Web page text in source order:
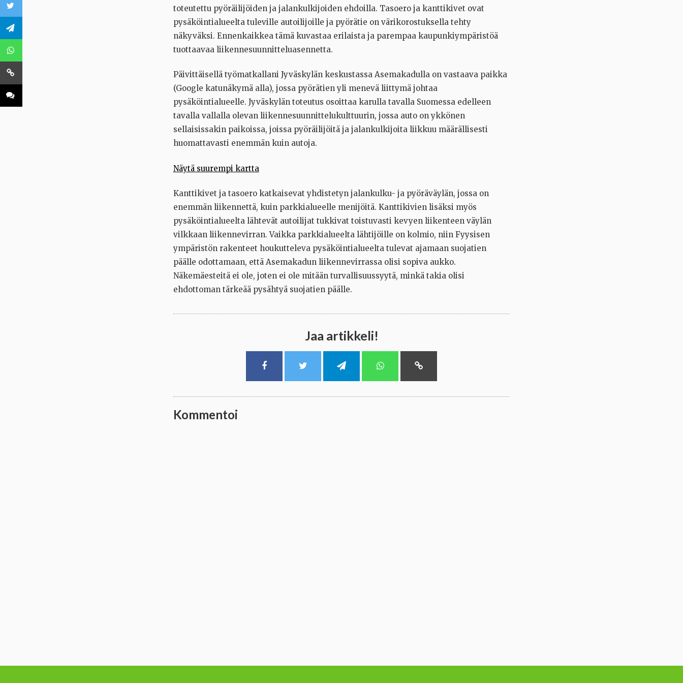
toteutettu pyöräilijöiden ja jalankulkijoiden ehdoilla. Tasoero ja kanttikivet ovat
pysäköintialueelta tuleville autoilijoille ja pyörätie on värikorostuksella tehty
näkyväksi. Ennenkaikkea tämä kuvastaa erilaista ja parempaa kaupunkiympäristöä
tuottaavaa liikennesuunnitteluasennetta.
Päivittäisellä työmatkallani Jyväskylän keskustassa Asemakadulla on vastaava paikka
(Google katunäkymä alla), jossa pyörätien yli menevä liittymä johtaa
pysäköintialueelle. Jyväskylän toteutus osoittaa karulla tavalla Suomessa edelleen
tavalla vallalla olevan liikennesuunnittelukulttuurin, jossa auto on ykkönen
sellaisissakin paikoissa, joissa pyöräilijöitä ja jalankulkijoita liikkuu määrällisesti
huomattavasti enemmän kuin autoja.
Näytä suurempi kartta
Kanttikivet ja tasoero katkaisevat yhdistetyn jalankulku- ja pyöräväylän, jossa on
enemmän liikennettä, kuin parkkialueelle menijöitä. Kanttikivien lisäksi myös
pysäköintialueelta lähtevät autoilijat tukkivat toistuvasti kevyen liikenteen väylän
vilkkaan liikennevirran. Vaikka parkkialueelta lähtijöille on kolmio, niin Fyysisen
ympäristön rakenteet houkutteleva pysäköintialueelta tulevat ajamaan suojatien
päälle odottamaan, että Asemakadun liikennevirrassa olisi sopiva aukko.
Näkemäesteitä ei ole, joten ei ole mitään turvallisuussyytä, minkä takia olisi
ehdottoman tärkeää pysähtyä suojatien päälle.
Jaa artikkeli!
Kommentoi